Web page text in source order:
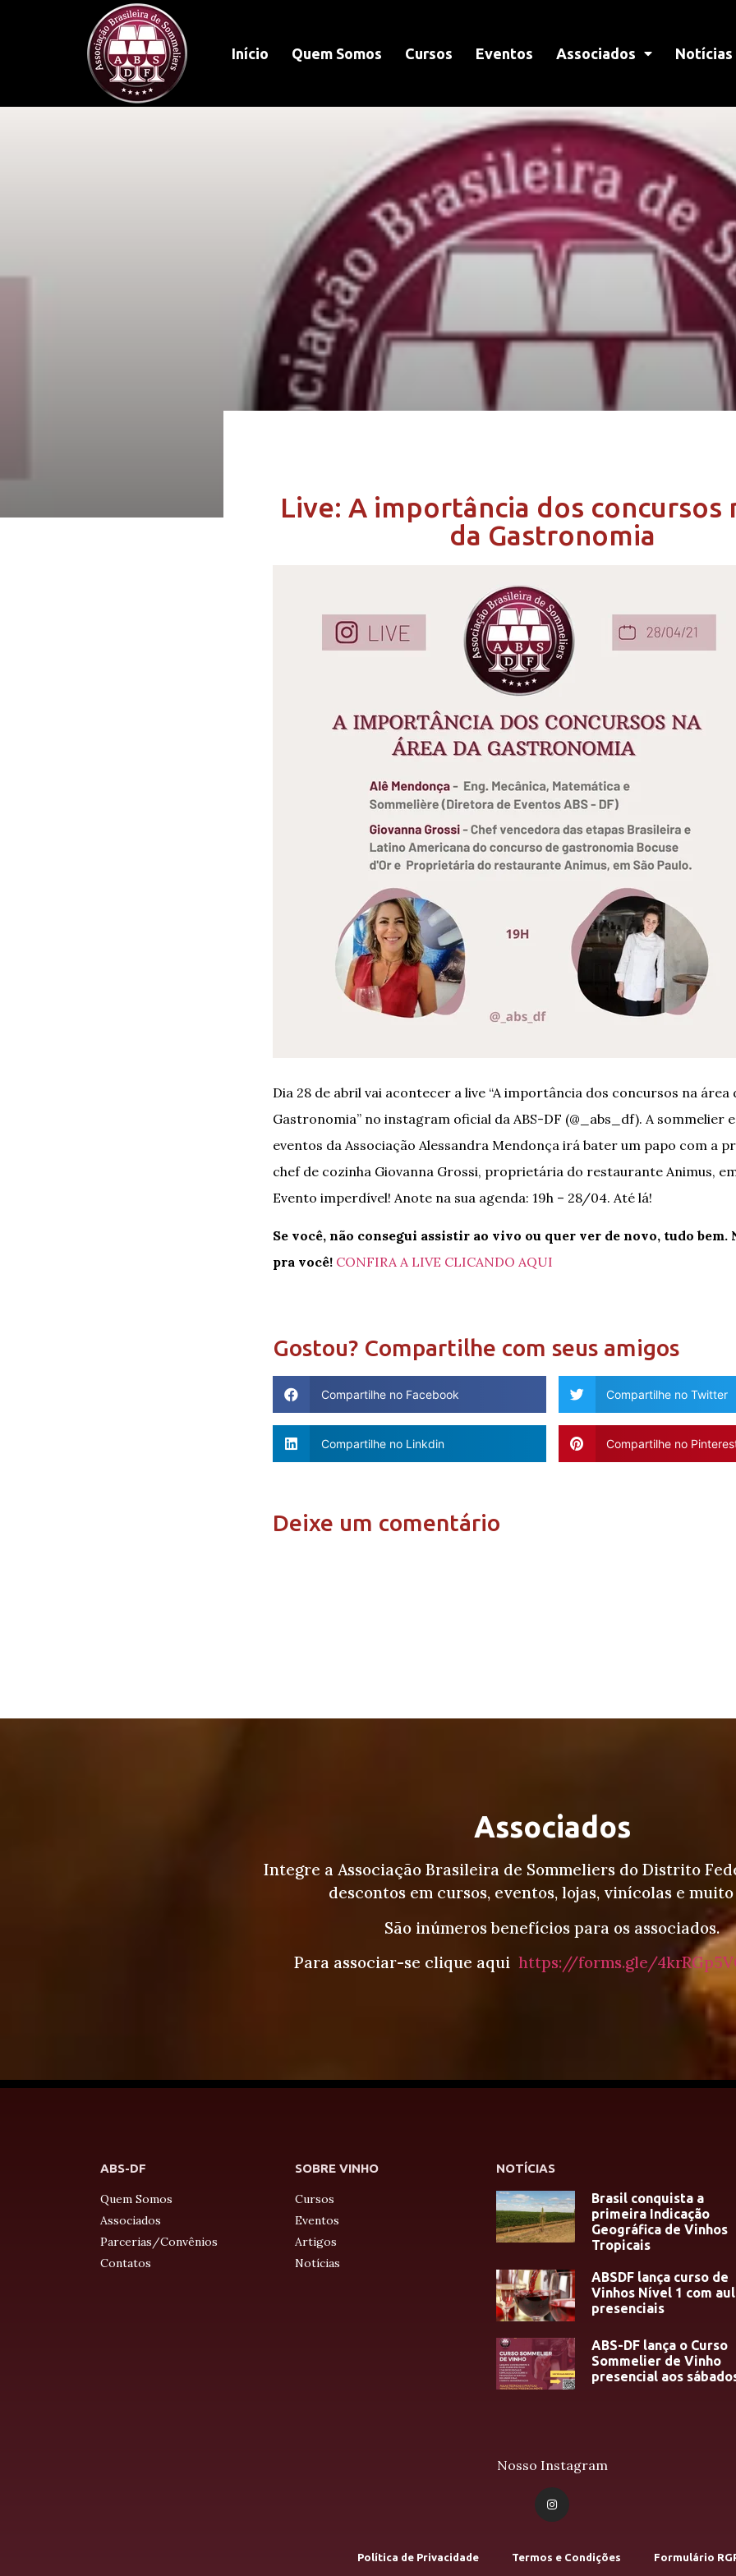
Início Quem Somos Cursos Eventos Associados Notícias
Live: A importância dos concursos
da Gastronomia
Dia 28 de abril vai acontecer a live “A importância dos concursos na área
Gastronomia” no instagram oficial da ABS-DF (@_abs_df). A sommelier
eventos da Associação Alessandra Mendonça irá bater um papo com a
chef de cozinha Giovanna Grossi, proprietária do restaurante Animus,
Evento imperdível! Anote na sua agenda: 19h – 28/04. Até lá!
Se você, não consegui assistir ao vivo ou quer ver de novo, tudo bem.
pra você! CONFIRA A LIVE CLICANDO AQUI
Gostou? Compartilhe com seus amigos
Compartilhe no Facebook Compartilhe no Twitter
Compartilhe no Linkdin Compartilhe no
Deixe um comentário
Associados
Integre a Associação Brasileira de Sommeliers do Distrito
descontos em cursos, eventos, lojas, vinícolas e muito
São inúmeros benefícios para os associados.
Para associar-se clique aqui https://forms.gle/
ABS-DF
Quem Somos
Associados
Parcerias/Convênios
Contatos
SOBRE VINHO
Cursos
Eventos
Artigos
Notícias
NOTÍCIAS
Brasil conquista a
primeira Indicação
Geográfica de Vinhos
Tropicais
ABSDF lança curso de
Vinhos Nível 1 com
presenciais
ABS-DF lança o Curso
Sommelier de Vinho
presencial aos
Nosso Instagram
Política de Privacidade Termos e Condições Formulário